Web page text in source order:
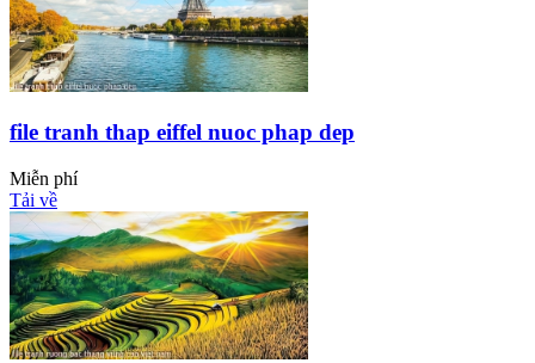
file tranh thap eiffel nuoc phap dep
Miễn phí
Tải về